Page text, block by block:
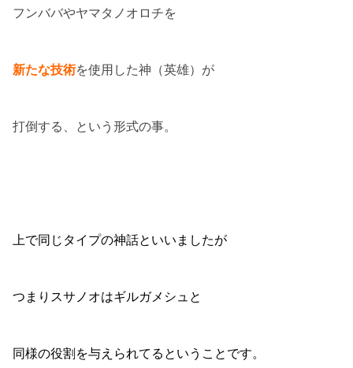
フンババやヤマタノオロチを
新たな技術を使用した神（英雄）が
打倒する、という形式の事。
上で同じタイプの神話といいましたが
つまりスサノオはギルガメシュと
同様の役割を与えられてるということです。